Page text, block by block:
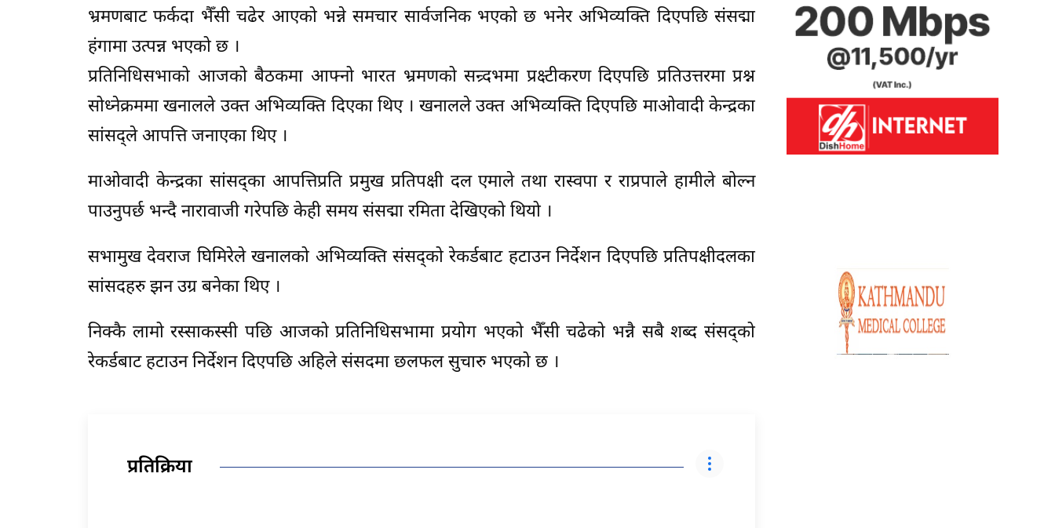
भ्रमणबाट फर्कदा भैँसी चढेर आएको भन्ने समचार सार्वजनिक भएको छ भनेर अभिव्यक्ति दिएपछि संसद्मा
हंगामा उत्पन्न भएको छ ।
प्रतिनिधिसभाको आजको बैठकमा आफ्नो भारत भ्रमणको सन्र्दभमा प्रक्ष्टीकरण दिएपछि प्रतिउत्तरमा प्रश्न
सोध्नेक्रममा खनालले उक्त अभिव्यक्ति दिएका थिए । खनालले उक्त अभिव्यक्ति दिएपछि माओवादी केन्द्रका
सांसद्ले आपत्ति जनाएका थिए ।
माओवादी केन्द्रका सांसद्का आपत्तिप्रति प्रमुख प्रतिपक्षी दल एमाले तथा रास्वपा र राप्रपाले हामीले बोल्न
पाउनुपर्छ भन्दै नारावाजी गरेपछि केही समय संसद्मा रमिता देखिएको थियो ।
सभामुख देवराज घिमिरेले खनालको अभिव्यक्ति संसद्को रेकर्डबाट हटाउन निर्देशन दिएपछि प्रतिपक्षीदलका
सांसदहरु झन उग्र बनेका थिए ।
निक्कै लामो रस्साकस्सी पछि आजको प्रतिनिधिसभामा प्रयोग भएको भैँसी चढेको भन्नै सबै शब्द संसद्को
रेकर्डबाट हटाउन निर्देशन दिएपछि अहिले संसदमा छलफल सुचारु भएको छ ।
प्रतिक्रिया